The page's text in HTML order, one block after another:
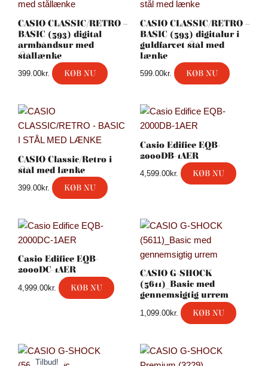
CASIO CLASSIC/RETRO –
BASIC (593) digital
armbåndsur med
stållænke
399.00kr. KØB NU
CASIO CLASSIC/RETRO –
BASIC (593) digitalur i
guldfarvet stål med
lænke
599.00kr. KØB NU
CASIO Classic/Retro i
stål med lænke
399.00kr. KØB NU
Casio Edifice EQB-
2000DB-1AER
4,599.00kr. KØB NU
Casio Edifice EQB-
2000DC-1AER
4,999.00kr. KØB NU
CASIO G-SHOCK
(5611)_Basic med
gennemsigtig urrem
1,099.00kr. KØB NU
Tilbud!
Den
oprindelige
Den